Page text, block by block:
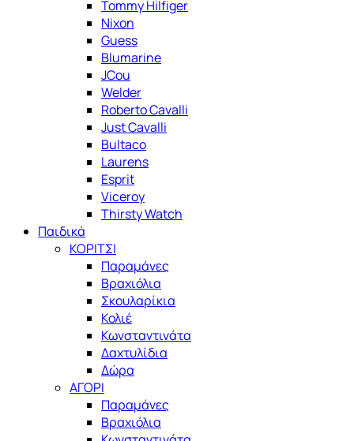
Tommy Hilfiger
Nixon
Guess
Blumarine
JCou
Welder
Roberto Cavalli
Just Cavalli
Bultaco
Laurens
Esprit
Viceroy
Thirsty Watch
Παιδικά
ΚΟΡΙΤΣΙ
Παραμάνες
Βραχιόλια
Σκουλαρίκια
Κολιέ
Κωνσταντινάτα
Δαχτυλίδια
Δώρα
ΑΓΟΡΙ
Παραμάνες
Βραχιόλια